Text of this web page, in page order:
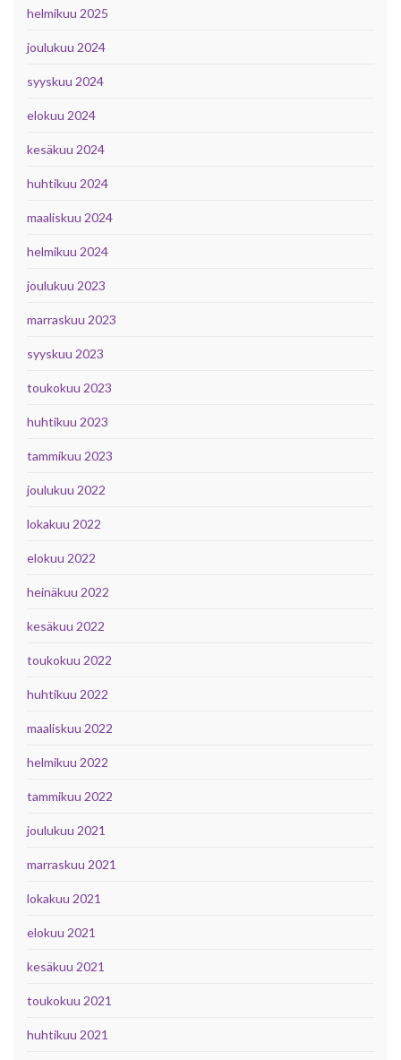
helmikuu 2025
joulukuu 2024
syyskuu 2024
elokuu 2024
kesäkuu 2024
huhtikuu 2024
maaliskuu 2024
helmikuu 2024
joulukuu 2023
marraskuu 2023
syyskuu 2023
toukokuu 2023
huhtikuu 2023
tammikuu 2023
joulukuu 2022
lokakuu 2022
elokuu 2022
heinäkuu 2022
kesäkuu 2022
toukokuu 2022
huhtikuu 2022
maaliskuu 2022
helmikuu 2022
tammikuu 2022
joulukuu 2021
marraskuu 2021
lokakuu 2021
elokuu 2021
kesäkuu 2021
toukokuu 2021
huhtikuu 2021